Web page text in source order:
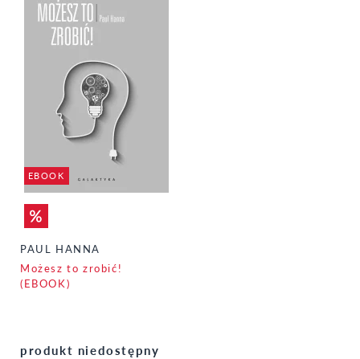
EBOOK
PAUL HANNA
Możesz to zrobić!
(EBOOK)
produkt niedostępny